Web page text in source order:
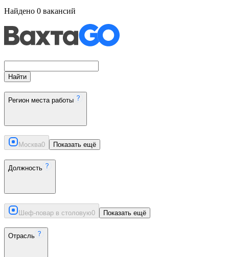
Найдено 0 вакансий
Найти
Регион места работы
Москва0 Показать ещё
Должность
Шеф-повар в столовую0 Показать ещё
Отрасль